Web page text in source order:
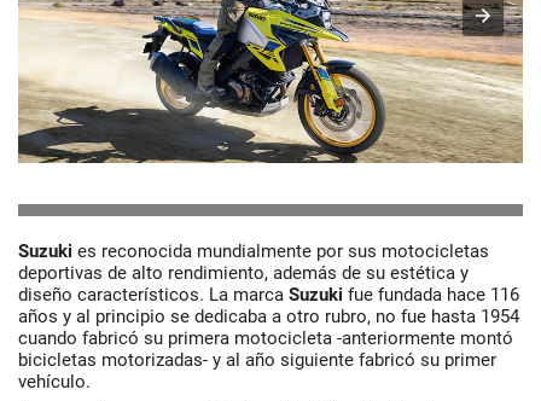
Suzuki es reconocida mundialmente por sus motocicletas
deportivas de alto rendimiento, además de su estética y
diseño característicos. La marca Suzuki fue fundada hace 116
años y al principio se dedicaba a otro rubro, no fue hasta 1954
cuando fabricó su primera motocicleta -anteriormente montó
bicicletas motorizadas- y al año siguiente fabricó su primer
vehículo.